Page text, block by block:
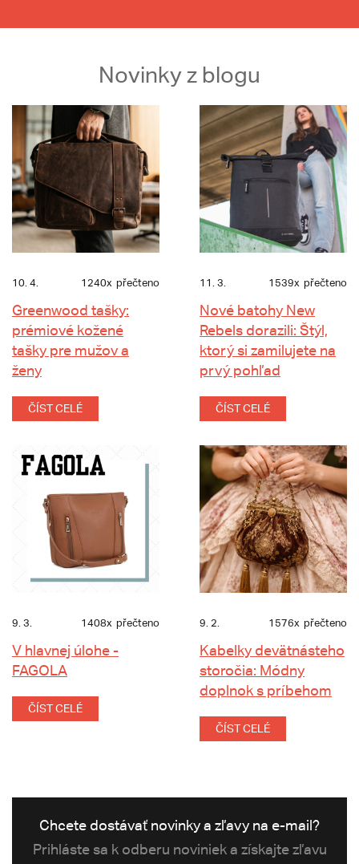
Novinky z blogu
10. 4. 1240x přečteno
Greenwood tašky:
prémiové kožené
tašky pre mužov a
ženy
ČÍST CELÉ
11. 3. 1539x přečteno
Nové batohy New
Rebels dorazili: Štýl,
ktorý si zamilujete na
prvý pohľad
ČÍST CELÉ
9. 3. 1408x přečteno
V hlavnej úlohe -
FAGOLA
ČÍST CELÉ
9. 2. 1576x přečteno
Kabelky devätnásteho
storočia: Módny
doplnok s príbehom
ČÍST CELÉ
Chcete dostávať novinky a zľavy na e-mail?
Prihláste sa k odberu noviniek a získajte zľavu